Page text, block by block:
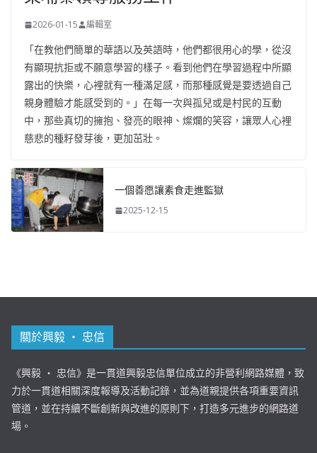
2026-01-15 編輯室
「在教他們簡單的華語以及英語時，他們都很用心的學，從沒
有顯現抗拒或不願意學習的樣子。看到他們在學習過程中所顯
露出的快樂，心裡就有一種滿足感，而那種感覺是要透過自己
親身體驗才能感受到的。」在每一次與孤兒或是村民的互動
中，那些真切的擁抱、發亮的眼神、燦爛的笑容，讓眾人心裡
慈悲的種籽發芽後，更加茁壯。
一個善愿讓素食走進監獄
2025-12-15
關於興毅 ‧ 忠信
《興毅 ‧ 忠信》是一貫道興毅忠信單位成立的非營利網路媒體，致
力於一貫道相關深度報導及活動記錄，並為道親提供各項重要資訊
管道，並在持續不斷創新與改進的原則下，打造多元進步的網路道
場。